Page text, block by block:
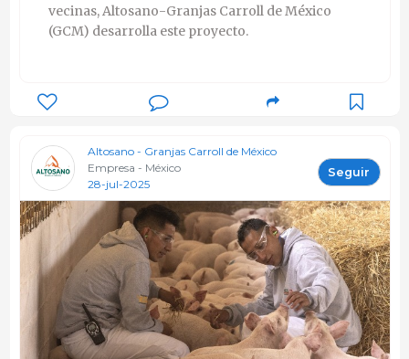
vecinas, Altosano-Granjas Carroll de México
(GCM) desarrolla este proyecto.
Altosano - Granjas Carroll de México
Empresa - México
28-jul-2025
Seguir